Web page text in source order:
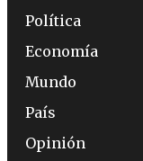
Política
Economía
Mundo
País
Opinión